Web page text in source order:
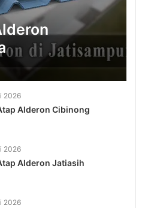
2026
Alderon Cibinong
2026
Alderon Jatiasih
2026